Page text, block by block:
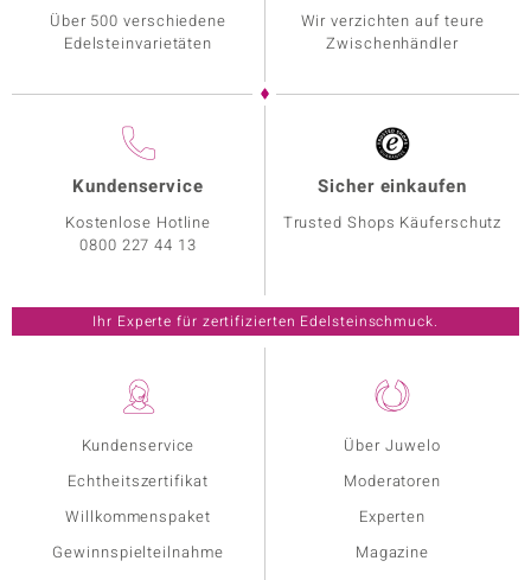
Kundenservice
Echtheitszertifikat
Willkommenspaket
Gewinnspielteilnahme
Über Juwelo
Moderatoren
Experten
Magazine
Über 500 verschiedene
Edelsteinvarietäten
Wir verzichten auf teure
Zwischenhändler
Kundenservice
Kostenlose Hotline
0800 227 44 13
Sicher einkaufen
Trusted Shops Käuferschutz
Ihr Experte für zertifizierten Edelsteinschmuck.